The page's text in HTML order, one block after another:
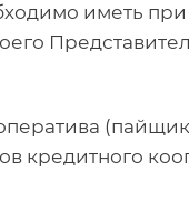
иметь при
кредитного